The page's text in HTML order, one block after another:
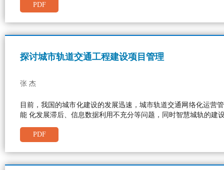
PDF
探讨城市轨道交通工程建设项目管理
张 杰
目前，我国的城市化建设的发展迅速，城市轨道交通网络化运营
能 化发展滞后、信息数据利用不充分等问题，同时智慧城轨的建
PDF